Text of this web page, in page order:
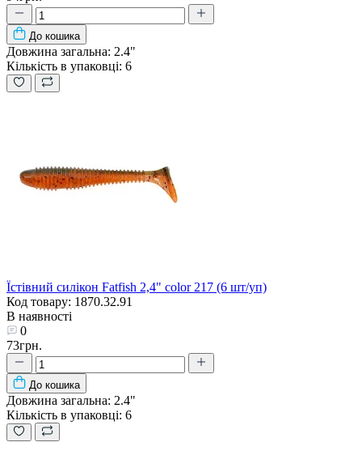
До кошика
Довжина загальна: 2.4"
Кількість в упаковці: 6
Їстівний силікон Fatfish 2,4" color 217 (6 шт/уп)
Код товару: 1870.32.91
В наявності
0
73грн.
До кошика
Довжина загальна: 2.4"
Кількість в упаковці: 6